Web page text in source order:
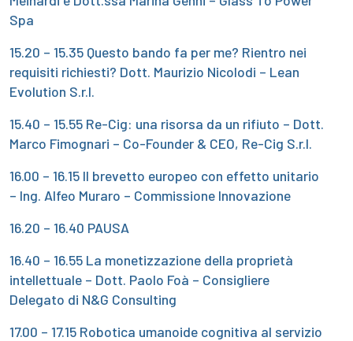
Spa
15.20 – 15.35 Questo bando fa per me? Rientro nei
requisiti richiesti? Dott. Maurizio Nicolodi – Lean
Evolution S.r.l.
15.40 – 15.55 Re-Cig: una risorsa da un rifiuto – Dott.
Marco Fimognari – Co-Founder & CEO, Re-Cig S.r.l.
16.00 – 16.15 Il brevetto europeo con effetto unitario
– Ing. Alfeo Muraro – Commissione Innovazione
16.20 – 16.40 PAUSA
16.40 – 16.55 La monetizzazione della proprietà
intellettuale – Dott. Paolo Foà – Consigliere
Delegato di N&G Consulting
17.00 – 17.15 Robotica umanoide cognitiva al servizio